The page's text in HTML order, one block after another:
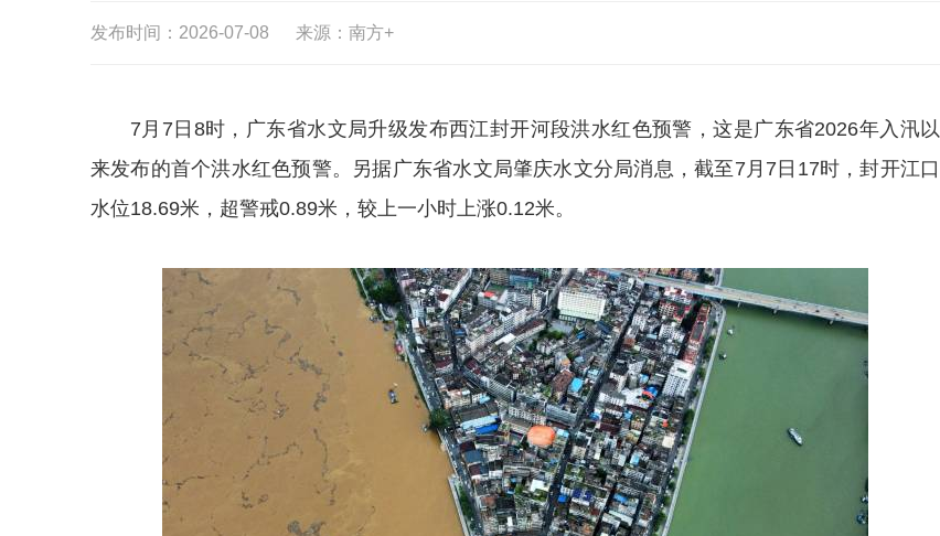
发布时间：2026-07-08 来源：南方+
7月7日8时，广东省水文局升级发布西江封开河段洪水红色预警，这是广东省2026年入汛以
来发布的首个洪水红色预警。另据广东省水文局肇庆水文分局消息，截至7月7日17时，封开江口
水位18.69米，超警戒0.89米，较上一小时上涨0.12米。